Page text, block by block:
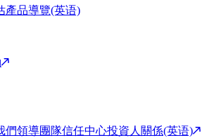
產品導覽(英语)
們領導團隊信任中心投資人關係(英语)